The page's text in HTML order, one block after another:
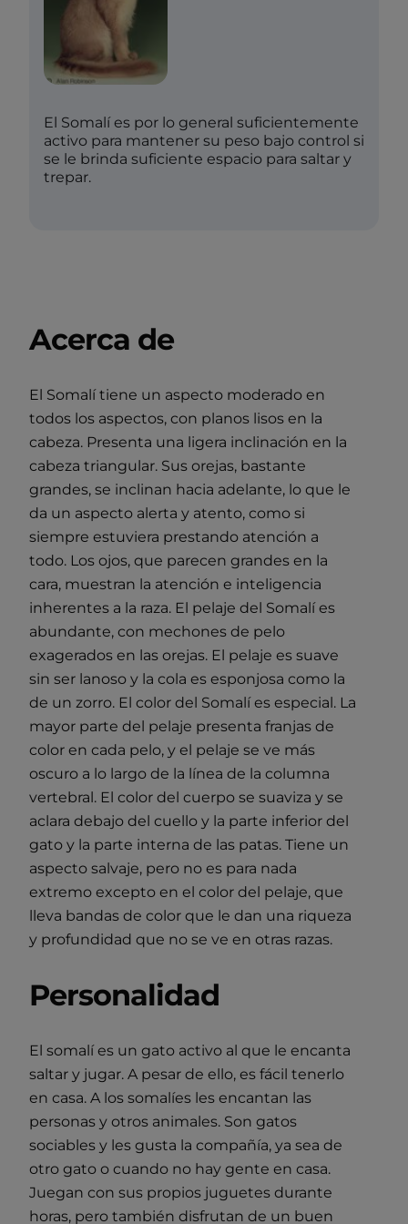
El Somalí es por lo general suficientemente
activo para mantener su peso bajo control si
se le brinda suficiente espacio para saltar y
trepar.
Acerca de
El Somalí tiene un aspecto moderado en
todos los aspectos, con planos lisos en la
cabeza. Presenta una ligera inclinación en la
cabeza triangular. Sus orejas, bastante
grandes, se inclinan hacia adelante, lo que le
da un aspecto alerta y atento, como si
siempre estuviera prestando atención a
todo. Los ojos, que parecen grandes en la
cara, muestran la atención e inteligencia
inherentes a la raza. El pelaje del Somalí es
abundante, con mechones de pelo
exagerados en las orejas. El pelaje es suave
sin ser lanoso y la cola es esponjosa como la
de un zorro. El color del Somalí es especial. La
mayor parte del pelaje presenta franjas de
color en cada pelo, y el pelaje se ve más
oscuro a lo largo de la línea de la columna
vertebral. El color del cuerpo se suaviza y se
aclara debajo del cuello y la parte inferior del
gato y la parte interna de las patas. Tiene un
aspecto salvaje, pero no es para nada
extremo excepto en el color del pelaje, que
lleva bandas de color que le dan una riqueza
y profundidad que no se ve en otras razas.
Personalidad
El somalí es un gato activo al que le encanta
saltar y jugar. A pesar de ello, es fácil tenerlo
en casa. A los somalíes les encantan las
personas y otros animales. Son gatos
sociables y les gusta la compañía, ya sea de
otro gato o cuando no hay gente en casa.
Juegan con sus propios juguetes durante
horas, pero también disfrutan de un buen